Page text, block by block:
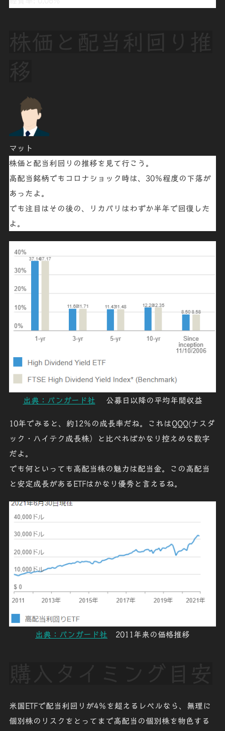
マット
株価と配当利回りの推移を見て行こう。
高配当銘柄でもコロナショック時は、 30％程度 の下落が
あったよ。
でも注目はその後の、リカバリはわずか半年で回復 した
よ。
出典：バンガード社 公募日以降の平均年間収益
10年でみると、約12％の成長率だね。これはQQQ(ナスダ
ック・ハイテク成長株）と比べればかなり控えめな数字
だよ。
でも何といっても高配当株の魅力は配当金。この高配当
と安定成長があるETFはかなり優秀と言えるね。
出典：バンガード社 2011年来の価格推移
米国ETFで配当利回りが4％を超えるレベル なら、無理に
個別株のリスクをとってまで高配当の個別株を物色する